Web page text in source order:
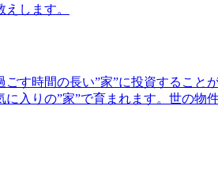
します。
す時間の長い”家”に投資すること
入りの”家”で育まれます。世の物